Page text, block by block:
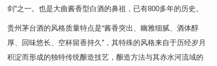
剑”之一。也是大曲酱香型白酒的鼻祖，已有800多年的历史。
贵州茅台酒的风格质量特点是“酱香突出、幽雅细腻、酒体醇
厚、回味悠长、空杯留香持久”，其特殊的风格来自于历经岁月
积淀而形成的独特传统酿造技艺，酿造方法与其赤水河流域的